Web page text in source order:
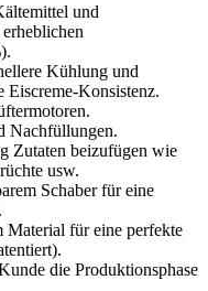
und
Kühlung und
Konsistenz.
Nachfüllungen.
Zutaten beizufügen wie
usw.
Schaber für eine
Material für eine perfekte
die Produktionsphase